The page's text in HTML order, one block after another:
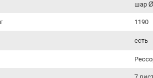
шар
1190
есть